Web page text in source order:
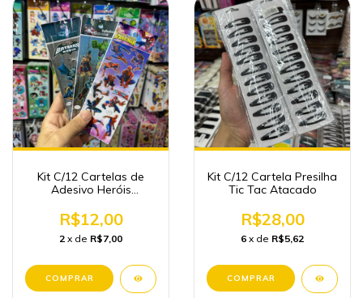
Kit C/12 Cartelas de
Adesivo Heróis
Atacado
R$12,00
2 x de R$7,00
Kit C/12 Cartela Presilha
Tic Tac Atacado
R$28,00
6 x de R$5,62